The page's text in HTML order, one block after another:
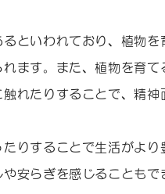
といわれており、植物
ます。また、植物を育て
れたりすることで、精
りすることで生活がよ
安らぎを感じることもで